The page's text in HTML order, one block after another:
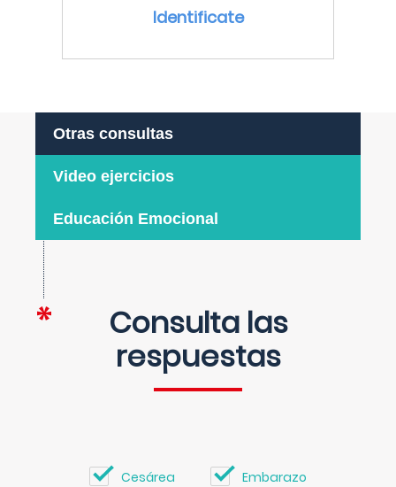
Identificate
Otras consultas
Video ejercicios
Educación Emocional
Consulta las
respuestas
Cesárea Embarazo